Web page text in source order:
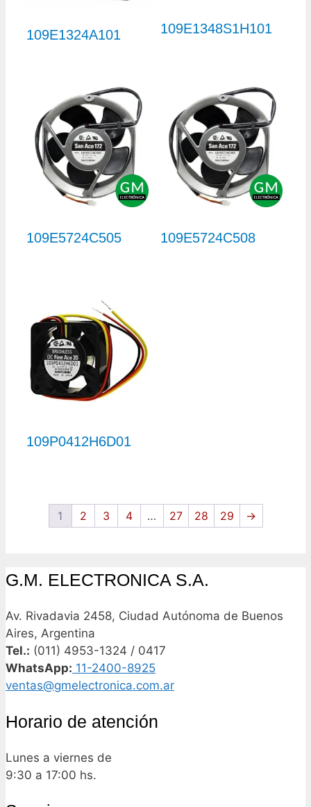
109E1324A101 109E1348S1H101
109E5724C505 109E5724C508
109P0412H6D01
1 2 3 4 … 27 28 29 →
G.M. ELECTRONICA S.A.
Av. Rivadavia 2458, Ciudad Autónoma de Buenos
Aires, Argentina
Tel.: (011) 4953-1324 / 0417
WhatsApp: 11-2400-8925
ventas@gmelectronica.com.ar
Horario de atención
Lunes a viernes de
9:30 a 17:00 hs.